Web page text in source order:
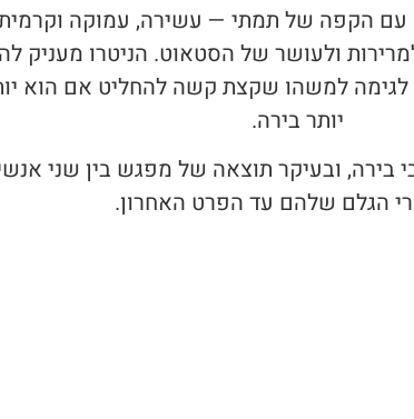
עם הקפה של תמתי — עשירה, עמוקה
ולעושר של הסטאוט. הניטרו מעניק
למשהו שקצת קשה להחליט אם הוא
יותר בירה.
בירה, ובעיקר תוצאה של מפגש בין שני
הגלם שלהם עד הפרט האחרון.